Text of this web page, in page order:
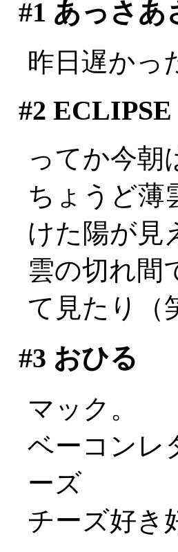
#1 あっさあ
昨日遅かっ
#2 ECLIPSE
ってか今朝
ちょうど薄
けた陽が見
雲の切れ間
て見たり（
#3 おひる
マック。
ベーコンレ
ーズ
チーズ好き